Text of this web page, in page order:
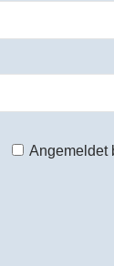
Angemeldet